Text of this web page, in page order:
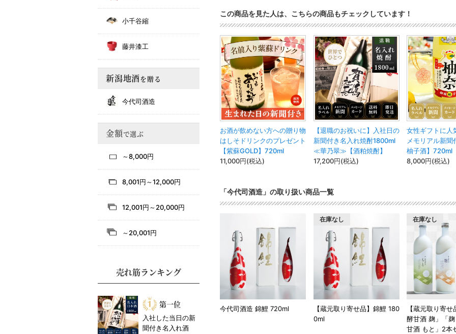
この商品を見た人は、こちらの商品もチェックしています！
お酒が飲めない方への贈り物
はしそドリンクのプレゼント
【紫蘇GOLD】720ml
11,000円(税込)
【退職のお祝いに】入社日の
新聞付き名入れ焼酎1800ml
≪華乃翠≫【酒粕焼酎】
17,200円(税込)
女性ギフトに人
メモリアル新聞
柚子酒】720ml
8,000円(税込)
「今代司酒造」の取り扱い商品一覧
今代司酒造 錦鯉 720ml
【蔵元取り寄せ品】錦鯉 180
0ml
在庫なし
【蔵元取り寄
酵甘酒 麹」「
甘酒 もと」2本
在庫なし
小千谷縮
藤井漆工
新潟地酒を贈る
今代司酒造
金額で選ぶ
～8,000円
8,001円～12,000円
12,001円～20,000円
～20,001円
売れ筋ランキング
第一位
入社した当日の新
聞付き名入れ酒